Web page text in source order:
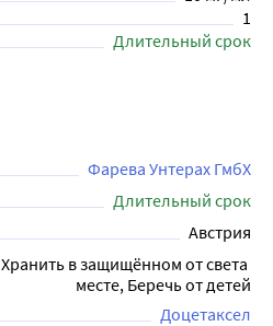
1
Длительный срок
Фарева Унтерах ГмбХ
Длительный срок
Австрия
Хранить в защищённом от света
месте, Беречь от детей
Доцетаксел